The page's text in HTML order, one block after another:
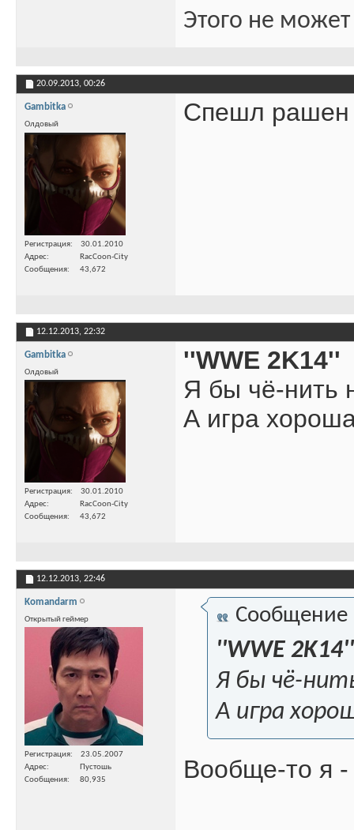
Этого не
20.09.2013, 00:26
Gambitka
Олдовый
Регистрация
30.01.2010
Адрес
RacCoon-City
Сообщения
43,672
Спешл рашен
12.12.2013, 22:32
Gambitka
Олдовый
Регистрация
30.01.2010
Адрес
RacCoon-City
Сообщения
43,672
''WWE 2K14''
Я бы чё-нить
А игра
12.12.2013, 22:46
Komandarm
Открытый геймер
Регистрация
23.05.2007
Адрес
Пустошь
Сообщения
80,935
Сообщение
''WWE 2K14''
Я бы чё-
А игра
Вообще-то я